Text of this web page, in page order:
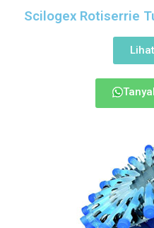
Scilogex Rotiserrie